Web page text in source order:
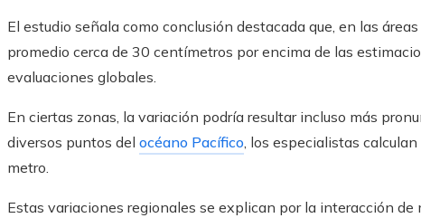
El estudio señala como conclusión destacada que, en las
promedio cerca de 30 centímetros por encima de las
evaluaciones globales.
En ciertas zonas, la variación podría resultar incluso más
diversos puntos del océano Pacífico, los especialistas
metro.
Estas variaciones regionales se explican por la interacción